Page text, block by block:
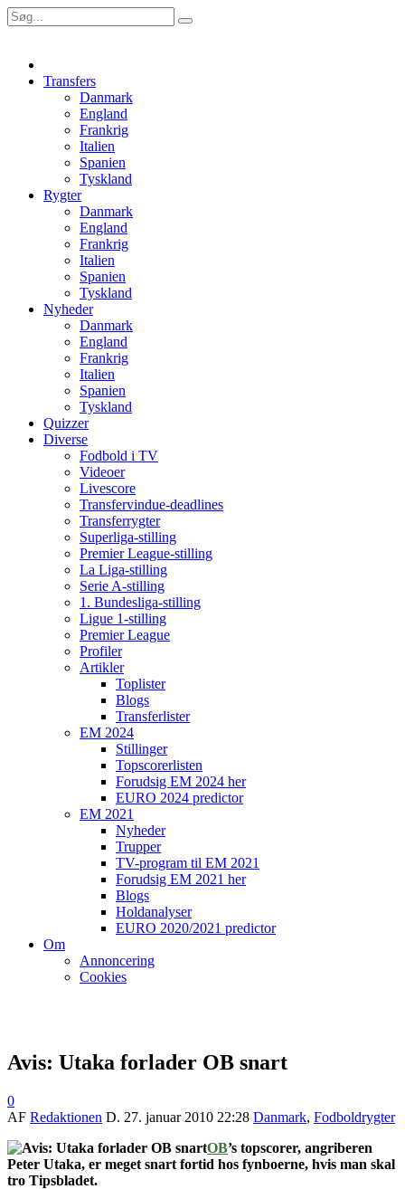
Transfers
Danmark
England
Frankrig
Italien
Spanien
Tyskland
Rygter
Danmark
England
Frankrig
Italien
Spanien
Tyskland
Nyheder
Danmark
England
Frankrig
Italien
Spanien
Tyskland
Quizzer
Diverse
Fodbold i TV
Videoer
Livescore
Transfervindue-deadlines
Transferrygter
Superliga-stilling
Premier League-stilling
La Liga-stilling
Serie A-stilling
1. Bundesliga-stilling
Ligue 1-stilling
Premier League
Profiler
Artikler
Toplister
Blogs
Transferlister
EM 2024
Stillinger
Topscorerlisten
Forudsig EM 2024 her
EURO 2024 predictor
EM 2021
Nyheder
Trupper
TV-program til EM 2021
Forudsig EM 2021 her
Blogs
Holdanalyser
EURO 2020/2021 predictor
Om
Annoncering
Cookies
Avis: Utaka forlader OB snart
0
AF Redaktionen D. 27. januar 2010 22:28 Danmark, Fodboldrygter
OB’s topscorer, angriberen
Peter Utaka, er meget snart fortid hos fynboerne, hvis man skal
tro Tipsbladet.